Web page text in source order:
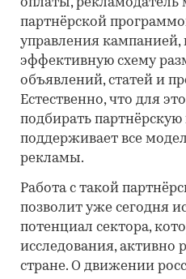
оплаты, рекламодатель
партнёрской
управления кампанией,
эффективную схему
объявлений, статей и
Естественно, что для
подбирать
поддерживает все
рекламы.
Работа с такой
позволит уже сегодня
потенциал сектора,
исследования, активно
стране. О движении